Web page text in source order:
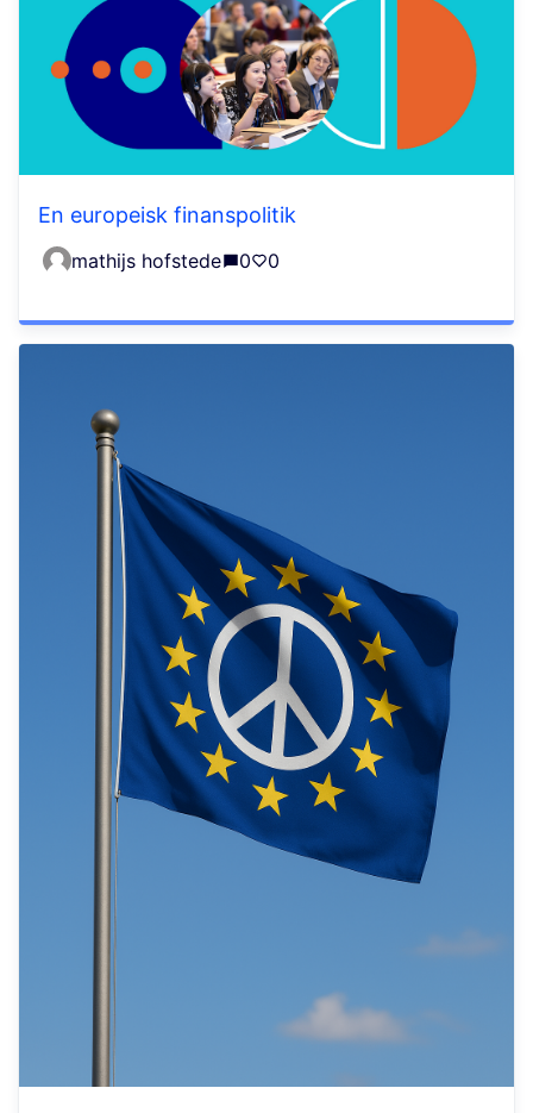
En europeisk finanspolitik
mathijs hofstede 0 0